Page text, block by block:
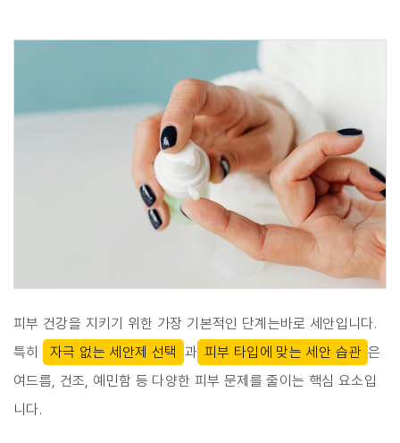
피부 건강을 지키기 위한 가장 기본적인 단계는바로 세안입니다.
특히
자극 없는 세안제 선택 과 피부 타입에 맞는 세안 습관 은
여드름, 건조, 예민함 등 다양한 피부 문제를 줄이는 핵심 요소입
니다.